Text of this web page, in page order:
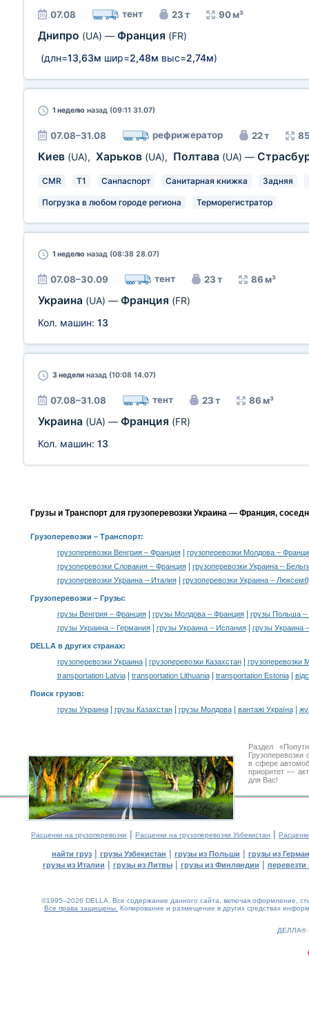
07.08 тент 23 т 90 м³
Днипро (UA) — Франция (FR)
(длн=13,63м шир=2,48м выс=2,74м)
1 неделю назад (09:11 31.07)
07.08–31.08 рефрижератор 22 т
Киев (UA), Харьков (UA), Полтава (UA) —
CMR T1 Санпаспорт Санитарная книжка Задняя
Погрузка в любом городе региона Терморегистратор
1 неделю назад (08:38 28.07)
07.08–30.09 тент 23 т 86 м³
Украина (UA) — Франция (FR)
Кол. машин: 13
3 недели назад (10:08 14.07)
07.08–31.08 тент 23 т 86 м³
Украина (UA) — Франция (FR)
Кол. машин: 13
Грузы и Транспорт для грузоперевозки Украина — Франция,
Грузоперевозки – Транспорт:
грузоперевозки Венгрия – Франция|
грузоперевозки Молдова –
грузоперевозки Словакия – Франция|
грузоперевозки Украина –
грузоперевозки Украина – Италия| грузоперевозки Украина –
Грузоперевозки – Грузы:
грузы Венгрия – Франция| грузы Молдова – Франция|
грузы Польша –
грузы Украина – Германия| грузы Украина – Испания| грузы Украина
DELLA в других странах:
грузоперевозки Украина| грузоперевозки Казахстан|
грузоперевозки
transportation Latvia| transportation Lithuania| transportation Estonia|
Поиск грузов:
грузы Украина| грузы Казахстан| грузы Молдова| вантажі Україна|
Раздел
в сфере
приоритет —
для Вас!
Расценки на грузоперевозки | Расценки на грузоперевозки Узбекистан |
найти груз | грузы Узбекистан | грузы из Польши | грузы из
грузы из Италии | грузы из Литвы| грузы из Финляндии | перевезти
©1995–2026 DELLA. Все содержание данного сайта, включая оформление,
Все права защищены. Копирование и размещение в других средствах